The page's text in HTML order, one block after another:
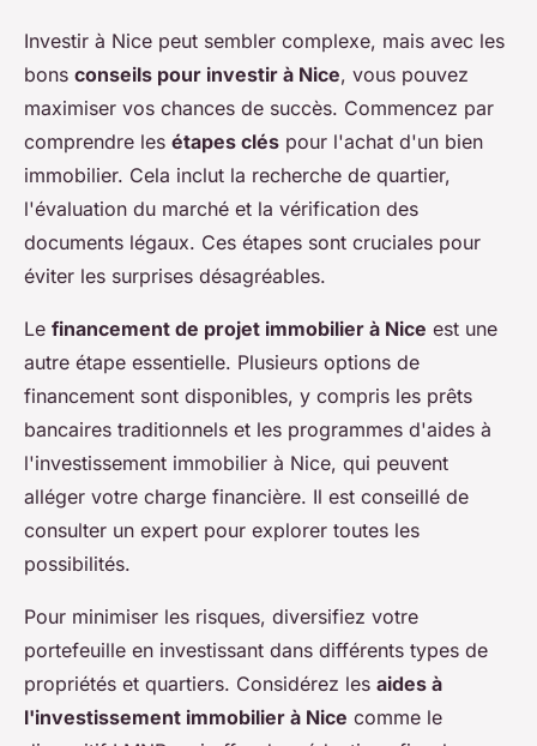
Investir à Nice peut sembler complexe, mais avec les
bons conseils pour investir à Nice, vous pouvez
maximiser vos chances de succès. Commencez par
comprendre les étapes clés pour l'achat d'un bien
immobilier. Cela inclut la recherche de quartier,
l'évaluation du marché et la vérification des
documents légaux. Ces étapes sont cruciales pour
éviter les surprises désagréables.
Le financement de projet immobilier à Nice est une
autre étape essentielle. Plusieurs options de
financement sont disponibles, y compris les prêts
bancaires traditionnels et les programmes d'aides à
l'investissement immobilier à Nice, qui peuvent
alléger votre charge financière. Il est conseillé de
consulter un expert pour explorer toutes les
possibilités.
Pour minimiser les risques, diversifiez votre
portefeuille en investissant dans différents types de
propriétés et quartiers. Considérez les aides à
l'investissement immobilier à Nice comme le